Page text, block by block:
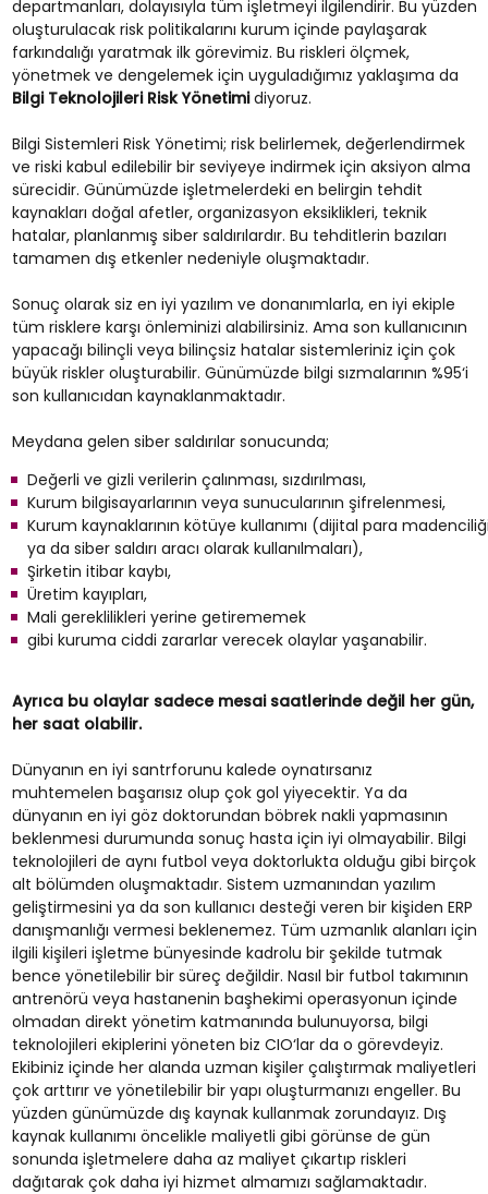
departmanları, dolayısıyla tüm işletmeyi ilgilendirir. Bu yüzden
oluşturulacak risk politikalarını kurum içinde paylaşarak
farkındalığı yaratmak ilk görevimiz. Bu riskleri ölçmek,
yönetmek ve dengelemek için uyguladığımız yaklaşıma da
Bilgi Teknolojileri Risk Yönetimidiyoruz.
Bilgi Sistemleri Risk Yönetimi; risk belirlemek, değerlendirmek
ve riski kabul edilebilir bir seviyeye indirmek için aksiyon alma
sürecidir. Günümüzde işletmelerdeki en belirgin tehdit
kaynakları doğal afetler, organizasyon eksiklikleri, teknik
hatalar, planlanmış siber saldırılardır. Bu tehditlerin bazıları
tamamen dış etkenler nedeniyle oluşmaktadır.
Sonuç olarak siz en iyi yazılım ve donanımlarla, en iyi ekiple
tüm risklere karşı önleminizi alabilirsiniz. Ama son kullanıcının
yapacağı bilinçli veya bilinçsiz hatalar sistemleriniz için çok
büyük riskler oluşturabilir. Günümüzde bilgi sızmalarının %95‘i
son kullanıcıdan kaynaklanmaktadır.
Meydana gelen siber saldırılar sonucunda;
Değerli ve gizli verilerin çalınması, sızdırılması,
Kurum bilgisayarlarının veya sunucularının şifrelenmesi,
Kurum kaynaklarının kötüye kullanımı (dijital para
ya da siber saldırı aracı olarak kullanılmaları),
Şirketin itibar kaybı,
Üretim kayıpları,
Mali gereklilikleri yerine getirememek
gibi kuruma ciddi zararlar verecek olaylar yaşanabilir.
Ayrıca bu olaylar sadece mesai saatlerinde değil her gün,
her saat olabilir.
Dünyanın en iyi santrforunu kalede oynatırsanız
muhtemelen başarısız olup çok gol yiyecektir. Ya da
dünyanın en iyi göz doktorundan böbrek nakli yapmasının
beklenmesi durumunda sonuç hasta için iyi olmayabilir. Bilgi
teknolojileri de aynı futbol veya doktorlukta olduğu gibi birçok
alt bölümden oluşmaktadır. Sistem uzmanından yazılım
geliştirmesini ya da son kullanıcı desteği veren bir kişiden ERP
danışmanlığı vermesi beklenemez. Tüm uzmanlık alanları için
ilgili kişileri işletme bünyesinde kadrolu bir şekilde tutmak
bence yönetilebilir bir süreç değildir. Nasıl bir futbol takımının
antrenörü veya hastanenin başhekimi operasyonun içinde
olmadan direkt yönetim katmanında bulunuyorsa, bilgi
teknolojileri ekiplerini yöneten biz CIO‘lar da o görevdeyiz.
Ekibiniz içinde her alanda uzman kişiler çalıştırmak maliyetleri
çok arttırır ve yönetilebilir bir yapı oluşturmanızı engeller. Bu
yüzden günümüzde dış kaynak kullanmak zorundayız. Dış
kaynak kullanımı öncelikle maliyetli gibi görünse de gün
sonunda işletmelere daha az maliyet çıkartıp riskleri
dağıtarak çok daha iyi hizmet almamızı sağlamaktadır.